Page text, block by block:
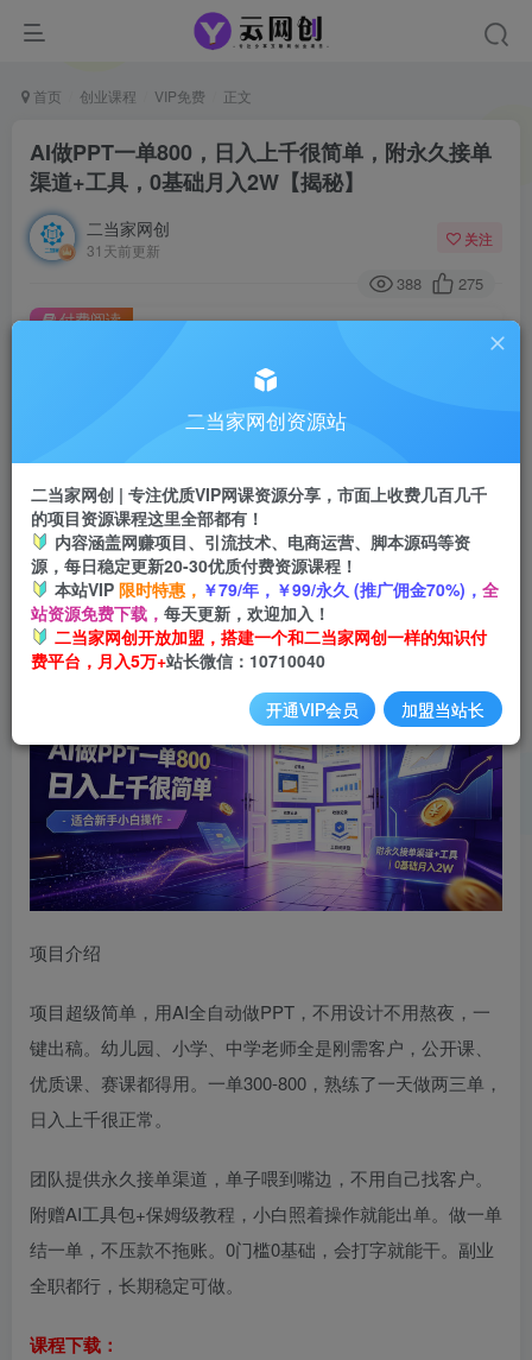
首页 创业课程 VIP免费 正文
AI做PPT一单800，日入上千很简单，附永久接单
渠道+工具，0基础月入2W【揭秘】
二当家网创
31天前更新
关注
388 275
此内容为付费阅读，请付费后查看
9.9
付费阅读
AI做PPT一单800，日入上千很简单，附永久接单渠道+工
具，0基础月入2W【揭秘】
项目介绍
项目超级简单，用AI全自动做PPT，不用设计不用熬夜，一
键出稿。幼儿园、小学、中学老师全是刚需客户，公开课、
优质课、赛课都得用。一单300-800，熟练了一天做两三单，
日入上千很正常。
团队提供永久接单渠道，单子喂到嘴边，不用自己找客户。
附赠AI工具包+保姆级教程，小白照着操作就能出单。做一单
结一单，不压款不拖账。0门槛0基础，会打字就能干。副业
全职都行，长期稳定可做。
课程下载：
二当家网创资源站
二当家网创 | 专注优质VIP网课资源分享，市面上收费几百几千
的项目资源课程这里全部都有！
内容涵盖网赚项目、引流技术、电商运营、脚本源码等资
源，每日稳定更新20-30优质付费资源课程！
本站VIP 限时特惠， ￥79/年，￥99/永久 (推广佣金70%)， 全
站资源免费下载， 每天更新，欢迎加入！
二当家网创开放加盟，搭建一个和二当家网创一样的知识付
费平台，月入5万+站长微信：10710040
开通VIP会员 加盟当站长